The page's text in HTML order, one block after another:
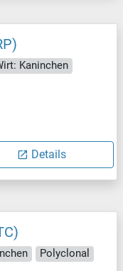
Kaninchen
Details
Polyclonal